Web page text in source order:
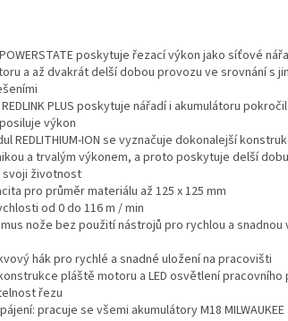
poskytuje řezací výkon jako síťové
a až dvakrát delší dobou provozu ve srovnání s
PLUS poskytuje nářadí i akumulátoru
výkon
REDLITHIUM‑ION se vyznačuje dokonalejší
a trvalým výkonem, a proto poskytuje delší
svoji životnost
pro průměr materiálu až 125 x 125 mm
od 0 do 116 m / min
nože bez použití nástrojů pro rychlou a snadnou
hák pro rychlé a snadné uložení na pracovišti
pláště motoru a LED osvětlení pracovního
řezu
pracuje se všemi akumulátory M18 MILWAUKEE